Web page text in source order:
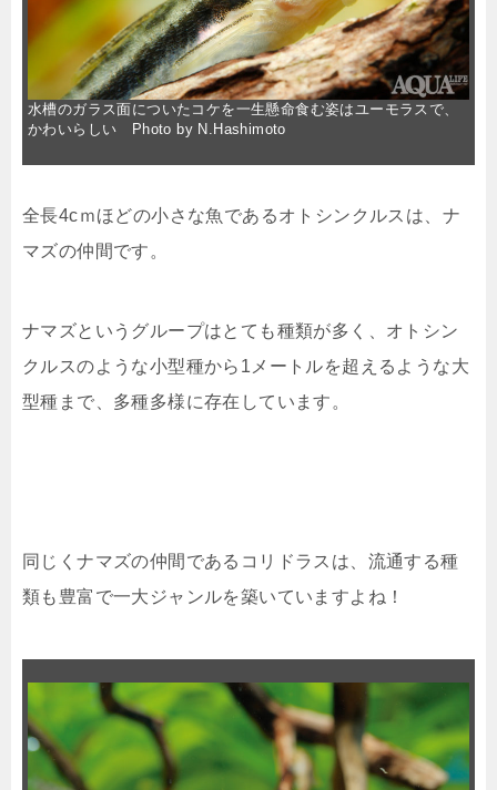
水槽のガラス面についたコケを一生懸命食む姿はユーモラスで、
かわいらしい Photo by N.Hashimoto
全長4cｍほどの小さな魚であるオトシンクルスは、ナ
マズの仲間です。
ナマズというグループはとても種類が多く、オトシン
クルスのような小型種から1メートルを超えるような大
型種まで、多種多様に存在しています。
同じくナマズの仲間であるコリドラスは、流通する種
類も豊富で一大ジャンルを築いていますよね！